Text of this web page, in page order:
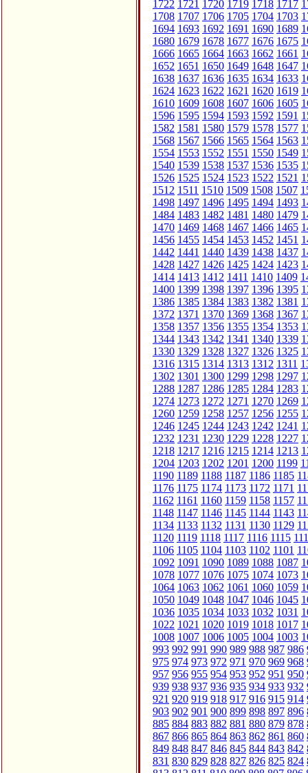
1722 1721 1720 1719 1718 1717
1708 1707 1706 1705 1704 1703
1694 1693 1692 1691 1690 1689
1680 1679 1678 1677 1676 1675
1666 1665 1664 1663 1662 1661
1652 1651 1650 1649 1648 1647
1638 1637 1636 1635 1634 1633
1624 1623 1622 1621 1620 1619
1610 1609 1608 1607 1606 1605
1596 1595 1594 1593 1592 1591
1582 1581 1580 1579 1578 1577
1568 1567 1566 1565 1564 1563
1554 1553 1552 1551 1550 1549
1540 1539 1538 1537 1536 1535
1526 1525 1524 1523 1522 1521
1512 1511 1510 1509 1508 1507
1498 1497 1496 1495 1494 1493
1484 1483 1482 1481 1480 1479
1470 1469 1468 1467 1466 1465
1456 1455 1454 1453 1452 1451
1442 1441 1440 1439 1438 1437
1428 1427 1426 1425 1424 1423
1414 1413 1412 1411 1410 1409
1400 1399 1398 1397 1396 1395
1386 1385 1384 1383 1382 1381
1372 1371 1370 1369 1368 1367
1358 1357 1356 1355 1354 1353
1344 1343 1342 1341 1340 1339
1330 1329 1328 1327 1326 1325
1316 1315 1314 1313 1312 1311
1302 1301 1300 1299 1298 1297
1288 1287 1286 1285 1284 1283
1274 1273 1272 1271 1270 1269
1260 1259 1258 1257 1256 1255
1246 1245 1244 1243 1242 1241
1232 1231 1230 1229 1228 1227
1218 1217 1216 1215 1214 1213
1204 1203 1202 1201 1200 1199
1190 1189 1188 1187 1186 1185
1176 1175 1174 1173 1172 1171
1162 1161 1160 1159 1158 1157
1148 1147 1146 1145 1144 1143
1134 1133 1132 1131 1130 1129
1120 1119 1118 1117 1116 1115
1106 1105 1104 1103 1102 1101
1092 1091 1090 1089 1088 1087
1078 1077 1076 1075 1074 1073
1064 1063 1062 1061 1060 1059
1050 1049 1048 1047 1046 1045
1036 1035 1034 1033 1032 1031
1022 1021 1020 1019 1018 1017
1008 1007 1006 1005 1004 1003
993 992 991 990 989 988 987 986
975 974 973 972 971 970 969 968
957 956 955 954 953 952 951 950
939 938 937 936 935 934 933 932
921 920 919 918 917 916 915 914
903 902 901 900 899 898 897 896
885 884 883 882 881 880 879 878
867 866 865 864 863 862 861 860
849 848 847 846 845 844 843 842
831 830 829 828 827 826 825 824